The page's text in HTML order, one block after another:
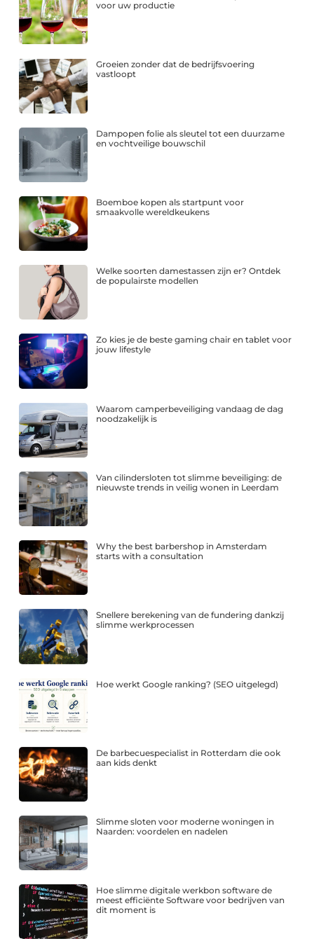
voor uw productie
Groeien zonder dat de bedrijfsvoering
vastloopt
Dampopen folie als sleutel tot een duurzame
en vochtveilige bouwschil
Boemboe kopen als startpunt voor
smaakvolle wereldkeukens
Welke soorten damestassen zijn er? Ontdek
de populairste modellen
Zo kies je de beste gaming chair en tablet voor
jouw lifestyle
Waarom camperbeveiliging vandaag de dag
noodzakelijk is
Van cilindersloten tot slimme beveiliging: de
nieuwste trends in veilig wonen in Leerdam
Why the best barbershop in Amsterdam
starts with a consultation
Snellere berekening van de fundering dankzij
slimme werkprocessen
Hoe werkt Google ranking? (SEO uitgelegd)
De barbecuespecialist in Rotterdam die ook
aan kids denkt
Slimme sloten voor moderne woningen in
Naarden: voordelen en nadelen
Hoe slimme digitale werkbon software de
meest efficiënte Software voor bedrijven van
dit moment is